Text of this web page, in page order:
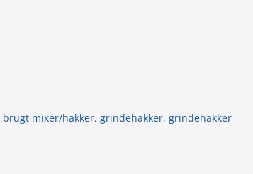
brugt mixer/hakker, grindehakker, grindehakker